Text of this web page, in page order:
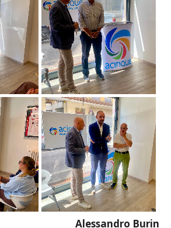
Alessandro Burin